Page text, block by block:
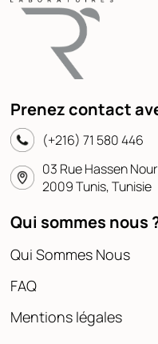
Prenez contact
(+216) 71 580 446
03 Rue Hassen
2009 Tunis, Tunisie
Qui sommes nous
Qui Sommes Nous
FAQ
Mentions légales